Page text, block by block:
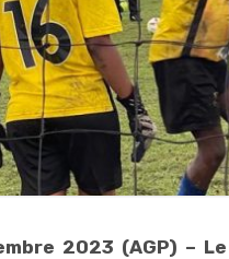
2023 (AGP) –